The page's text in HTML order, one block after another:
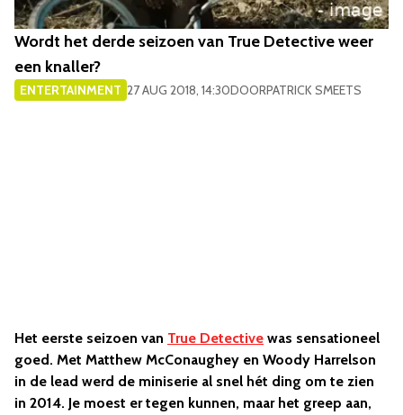
Wordt het derde seizoen van True Detective weer
een knaller?
ENTERTAINMENT 27 AUG 2018, 14:30DOORPATRICK SMEETS
Het eerste seizoen van True Detective was sensationeel
goed. Met Matthew McConaughey en Woody Harrelson
in de lead werd de miniserie al snel hét ding om te zien
in 2014. Je moest er tegen kunnen, maar het greep aan,